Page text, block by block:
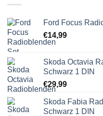
Ford Focus
€14,99
Skoda Octavia
Schwarz 1 DIN
€29,99
Skoda Fabia
Schwarz 1 DIN